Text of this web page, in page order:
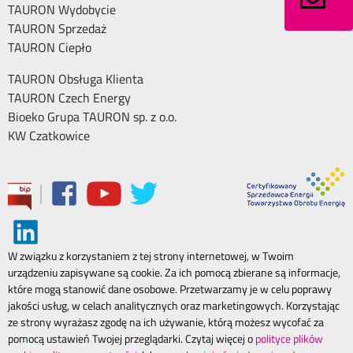
TAURON Wydobycie
TAURON Sprzedaż
TAURON Ciepło
TAURON Obsługa Klienta
TAURON Czech Energy
Bioeko Grupa TAURON sp. z o.o.
KW Czatkowice
|
W związku z korzystaniem z tej strony internetowej, w Twoim
urządzeniu zapisywane są cookie. Za ich pomocą zbierane są informacje,
które mogą stanowić dane osobowe. Przetwarzamy je w celu poprawy
jakości usług, w celach analitycznych oraz marketingowych. Korzystając
ze strony wyrażasz zgodę na ich używanie, którą możesz wycofać za
pomocą ustawień Twojej przeglądarki. Czytaj więcej opolityce plików